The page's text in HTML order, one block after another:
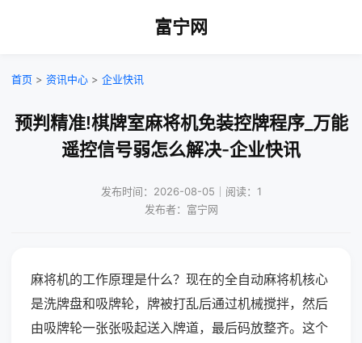
富宁网
首页 > 资讯中心 > 企业快讯
预判精准!棋牌室麻将机免装控牌程序_万能
遥控信号弱怎么解决-企业快讯
发布时间：2026-08-05｜阅读：1
发布者：富宁网
麻将机的工作原理是什么？现在的全自动麻将机核心
是洗牌盘和吸牌轮，牌被打乱后通过机械搅拌，然后
由吸牌轮一张张吸起送入牌道，最后码放整齐。这个